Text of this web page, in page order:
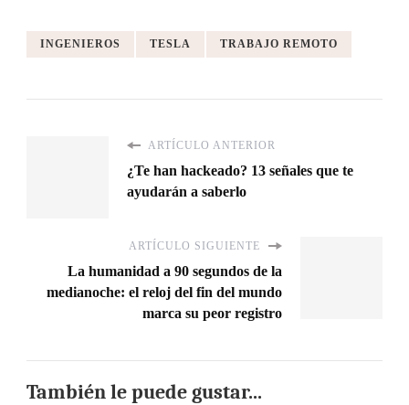
INGENIEROS TESLA TRABAJO REMOTO
ARTÍCULO ANTERIOR
¿Te han hackeado? 13 señales que te
ayudarán a saberlo
ARTÍCULO SIGUIENTE
La humanidad a 90 segundos de la
medianoche: el reloj del fin del mundo
marca su peor registro
También le puede gustar...